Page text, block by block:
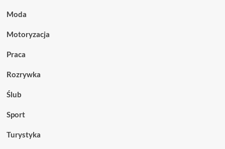
Moda
Motoryzacja
Praca
Rozrywka
Ślub
Sport
Turystyka